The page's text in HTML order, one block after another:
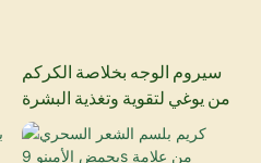
سيروم الوجه بخلاصة الكركم
من يوغي لتقوية وتغذية البشرة